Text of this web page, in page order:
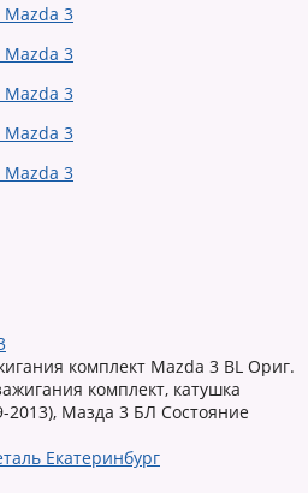
комплект Mazda 3 BL Ориг.
комплект, катушка
2013), Мазда 3 БЛ Состояние
Екатеринбург